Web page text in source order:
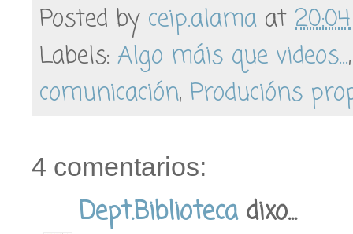
Posted by ceip.alama at 20:04
Labels: Algo máis que videos...
comunicación, Producións
4 comentarios:
Dept.Bibliotecadixo...